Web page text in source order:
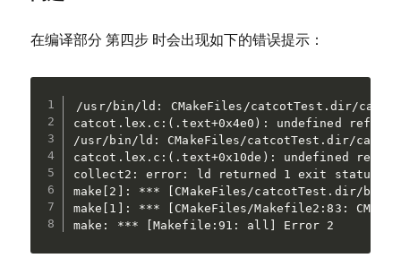
在编译部分 第四步 时会出现如下的错误提示：
/usr/bin/ld: CMakeFiles/catcotTest.dir/
catcot.lex.c:(.text+0x4e0): undefined
/usr/bin/ld: CMakeFiles/catcotTest.dir/
catcot.lex.c:(.text+0x10de): undefined
collect2: error: ld returned 1 exit status
make[2]: *** [CMakeFiles/catcotTest.dir/
make[1]: *** [CMakeFiles/Makefile2:83:
make: *** [Makefile:91: all] Error 2